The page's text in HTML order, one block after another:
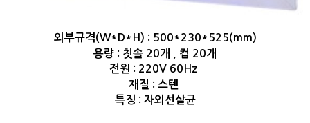
외부규격(W*D*H) : 500*230*525(mm)
용량 : 칫솔 20개 , 컵 20개
전원 : 220V 60Hz
재질 : 스텐
특징 : 자외선살균